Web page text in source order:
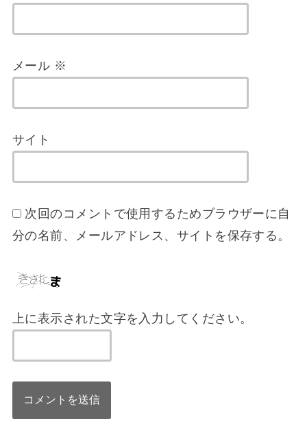
メール ※
サイト
次回のコメントで使用するためブラウザーに自
分の名前、メールアドレス、サイトを保存する。
上に表示された文字を入力してください。